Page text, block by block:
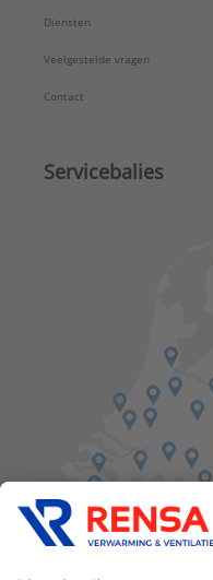
Diensten
Veelgestelde vragen
Contact
Servicebalies